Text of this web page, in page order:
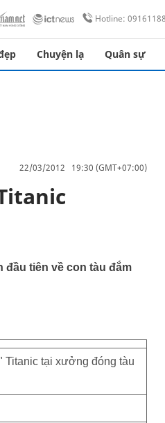
Hotline:
Chuyện lạ Quân sự
22/03/2012 19:30 (GMT+07:00)
tiên về con tàu đắm
Titanic tại xưởng đóng tàu